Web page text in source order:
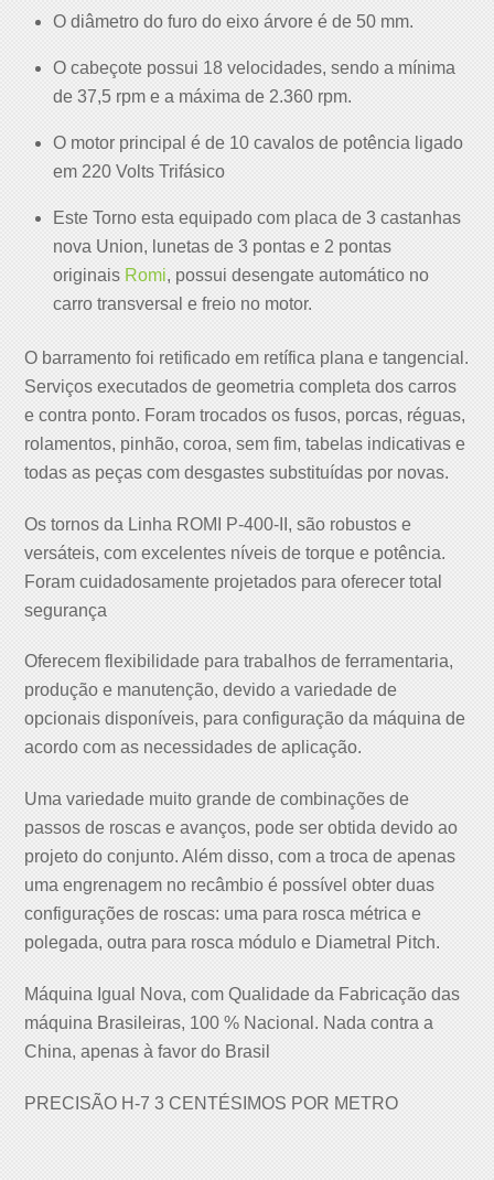
O diâmetro do furo do eixo árvore é de 50 mm.
O cabeçote possui 18 velocidades, sendo a mínima
de 37,5 rpm e a máxima de 2.360 rpm.
O motor principal é de 10 cavalos de potência ligado
em 220 Volts Trifásico
Este Torno esta equipado com placa de 3 castanhas
nova Union, lunetas de 3 pontas e 2 pontas
originais Romi, possui desengate automático no
carro transversal e freio no motor.
O barramento foi retificado em retífica plana e tangencial.
Serviços executados de geometria completa dos carros
e contra ponto. Foram trocados os fusos, porcas, réguas,
rolamentos, pinhão, coroa, sem fim, tabelas indicativas e
todas as peças com desgastes substituídas por novas.
Os tornos da Linha ROMI P-400-II, são robustos e
versáteis, com excelentes níveis de torque e potência.
Foram cuidadosamente projetados para oferecer total
segurança
Oferecem flexibilidade para trabalhos de ferramentaria,
produção e manutenção, devido a variedade de
opcionais disponíveis, para configuração da máquina de
acordo com as necessidades de aplicação.
Uma variedade muito grande de combinações de
passos de roscas e avanços, pode ser obtida devido ao
projeto do conjunto. Além disso, com a troca de apenas
uma engrenagem no recâmbio é possível obter duas
configurações de roscas: uma para rosca métrica e
polegada, outra para rosca módulo e Diametral Pitch.
Máquina Igual Nova, com Qualidade da Fabricação das
máquina Brasileiras, 100 % Nacional. Nada contra a
China, apenas à favor do Brasil
PRECISÃO H-7 3 CENTÉSIMOS POR METRO